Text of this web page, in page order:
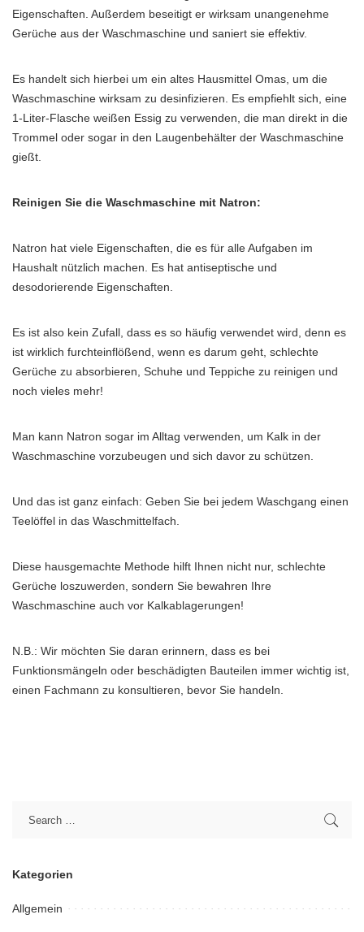
Eigenschaften. Außerdem beseitigt er wirksam unangenehme
Gerüche aus der Waschmaschine und saniert sie effektiv.
Es handelt sich hierbei um ein altes Hausmittel Omas, um die
Waschmaschine wirksam zu desinfizieren. Es empfiehlt sich, eine
1-Liter-Flasche weißen Essig zu verwenden, die man direkt in die
Trommel oder sogar in den Laugenbehälter der Waschmaschine
gießt.
Reinigen Sie die Waschmaschine mit Natron:
Natron hat viele Eigenschaften, die es für alle Aufgaben im
Haushalt nützlich machen. Es hat antiseptische und
desodorierende Eigenschaften.
Es ist also kein Zufall, dass es so häufig verwendet wird, denn es
ist wirklich furchteinflößend, wenn es darum geht, schlechte
Gerüche zu absorbieren, Schuhe und Teppiche zu reinigen und
noch vieles mehr!
Man kann Natron sogar im Alltag verwenden, um Kalk in der
Waschmaschine vorzubeugen und sich davor zu schützen.
Und das ist ganz einfach: Geben Sie bei jedem Waschgang einen
Teelöffel in das Waschmittelfach.
Diese hausgemachte Methode hilft Ihnen nicht nur, schlechte
Gerüche loszuwerden, sondern Sie bewahren Ihre
Waschmaschine auch vor Kalkablagerungen!
N.B.: Wir möchten Sie daran erinnern, dass es bei
Funktionsmängeln oder beschädigten Bauteilen immer wichtig ist,
einen Fachmann zu konsultieren, bevor Sie handeln.
Kategorien
Allgemein